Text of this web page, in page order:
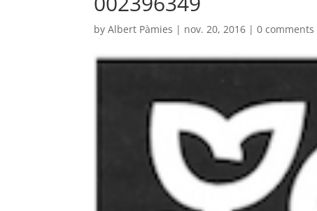
byAlbert Pàmies | nov. 20, 2016 |0 comments